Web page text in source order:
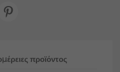
προϊόντος